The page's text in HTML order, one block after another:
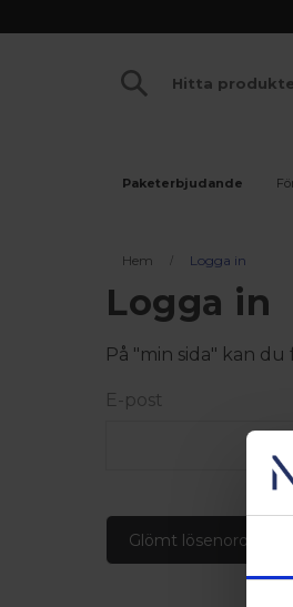
Paketerbjudande
Hem Logga in
Logga in
På "min sida" kan
E-post
Glömt lösenord